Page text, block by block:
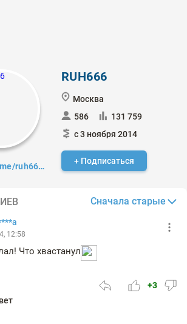
https://t.me/ruh666_channel
RUH666
Москва
586
131 759
с 3 ноября 2014
+ Подписаться
Сначала старые
12:58
Что хвастанул
+3